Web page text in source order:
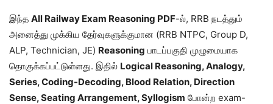
இந்த All Railway Exam Reasoning PDF-ல், RRB நடத்தும்
அனைத்து முக்கிய தேர்வுகளுக்குமான (RRB NTPC, Group D,
ALP, Technician, JE) Reasoning பாடப்பகுதி முழுமையாக
தொகுக்கப்பட்டுள்ளது. இதில் Logical Reasoning, Analogy,
Series, Coding-Decoding, Blood Relation, Direction
Sense, Seating Arrangement, Syllogism போன்ற exam-